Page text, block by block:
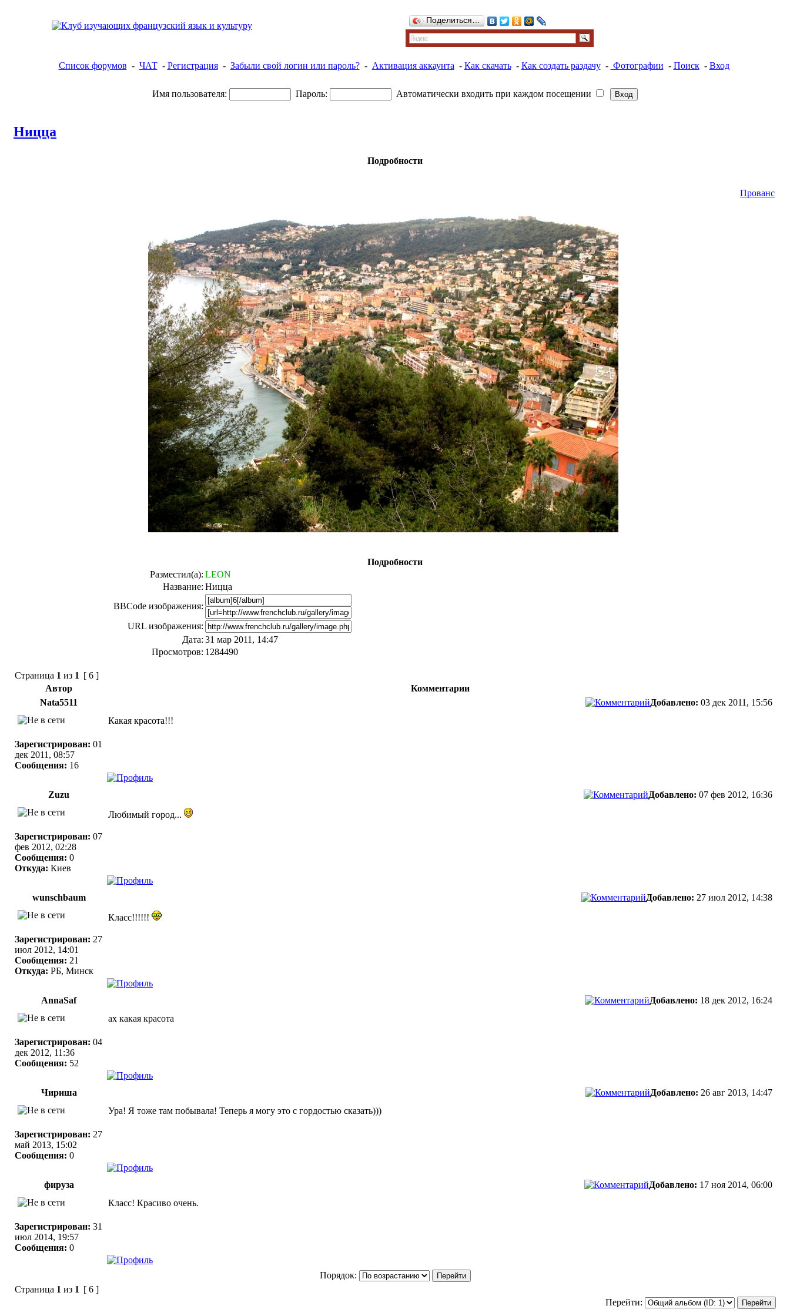
Поделиться…
Список форумов - ЧАТ- Регистрация- Забыли свой логин или пароль?- Активация аккаунта - Как скачать- Как создать раздачу- Фотографии - Поиск- Вход
Имя пользователя: Пароль: Автоматически входить при каждом посещении
Ницца
Подробности
Прованс
Подробности
Разместил(а): LEON
Название: Ницца
BBCode изображения:
URL изображения:
Дата: 31 мар 2011, 14:47
Просмотров: 1284490
Страница 1 из 1 [ 6 ]
Автор
Комментарии
Nata5511
Добавлено: 03 дек 2011, 15:56
Зарегистрирован: 01
дек 2011, 08:57
Сообщения: 16
Какая красота!!!
Zuzu Добавлено: 07 фев 2012, 16:36
Зарегистрирован: 07
фев 2012, 02:28
Сообщения: 0
Откуда: Киев
Любимый город...
wunschbaum Добавлено: 27 июл 2012, 14:38
Зарегистрирован: 27
июл 2012, 14:01
Сообщения: 21
Откуда: РБ, Минск
Класс!!!!!!
AnnaSaf Добавлено: 18 дек 2012, 16:24
Зарегистрирован: 04
дек 2012, 11:36
Сообщения: 52
ах какая красота
Чириша Добавлено: 26 авг 2013, 14:47
Зарегистрирован: 27
май 2013, 15:02
Сообщения: 0
Ура! Я тоже там побывала! Теперь я могу это с гордостью сказать)))
фируза Добавлено: 17 ноя 2014, 06:00
Зарегистрирован: 31
июл 2014, 19:57
Сообщения: 0
Класс! Красиво очень.
Порядок:
Страница 1 из 1 [ 6 ]
Перейти: